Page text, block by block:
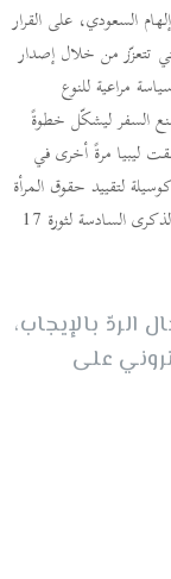
السعودي، على القرار
تتعزّز من خلال إصدار
مراعية للنوع
السفر ليشكّل خطوةً
ليبيا مرةً أخرى في
لتقييد حقوق المرأة
عوض التشجيع على حمايتها. وهذا ما لم نكن نتوقعه في الذكرى السادسة لثورة 17
بالإيجاب،
على